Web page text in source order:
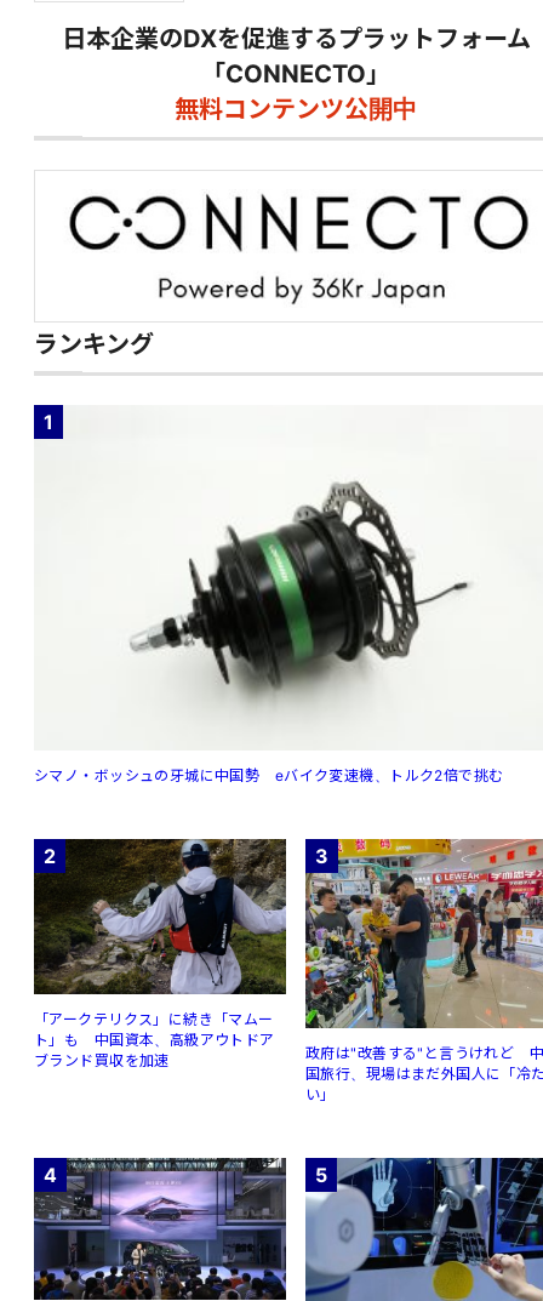
日本企業のDXを促進するプラットフォーム
「CONNECTO」
無料コンテンツ公開中
ランキング
1
シマノ・ボッシュの牙城に中国勢 eバイク変速機、トルク2倍で挑む
2
「アークテリクス」に続き「マムー
ト」も 中国資本、高級アウトドア
ブランド買収を加速
3
政府は"改善する"と言うけれど
国旅行、現場はまだ外国人に「冷
い」
4 5